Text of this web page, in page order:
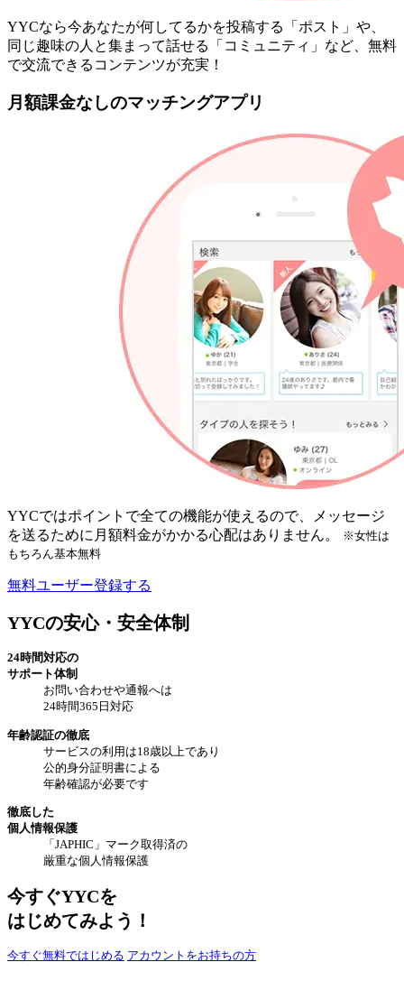
YYCなら今あなたが何してるかを投稿する「ポスト」や、
同じ趣味の人と集まって話せる「コミュニティ」など、無料
で交流できるコンテンツが充実！
月額課金なしのマッチングアプリ
YYCではポイントで全ての機能が使えるので、メッセージ
を送るために月額料金がかかる心配はありません。
※女性は
もちろん基本無料
無料ユーザー登録する
YYCの安心・安全体制
24時間対応の
サポート体制
お問い合わせや通報へは
24時間365日対応
年齢認証の徹底
サービスの利用は18歳以上であり
公的身分証明書による
年齢確認が必要です
徹底した
個人情報保護
「JAPHIC」マーク取得済の
厳重な個人情報保護
今すぐYYCを
はじめてみよう！
今すぐ無料ではじめる アカウントをお持ちの方